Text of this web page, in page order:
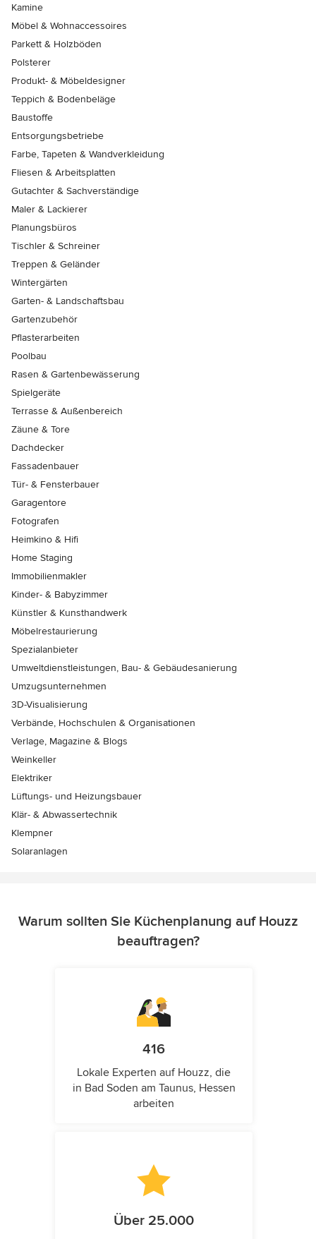
Kamine
Möbel & Wohnaccessoires
Parkett & Holzböden
Polsterer
Produkt- & Möbeldesigner
Teppich & Bodenbeläge
Baustoffe
Entsorgungsbetriebe
Farbe, Tapeten & Wandverkleidung
Fliesen & Arbeitsplatten
Gutachter & Sachverständige
Maler & Lackierer
Planungsbüros
Tischler & Schreiner
Treppen & Geländer
Wintergärten
Garten- & Landschaftsbau
Gartenzubehör
Pflasterarbeiten
Poolbau
Rasen & Gartenbewässerung
Spielgeräte
Terrasse & Außenbereich
Zäune & Tore
Dachdecker
Fassadenbauer
Tür- & Fensterbauer
Garagentore
Fotografen
Heimkino & Hifi
Home Staging
Immobilienmakler
Kinder- & Babyzimmer
Künstler & Kunsthandwerk
Möbelrestaurierung
Spezialanbieter
Umweltdienstleistungen, Bau- & Gebäudesanierung
Umzugsunternehmen
3D-Visualisierung
Verbände, Hochschulen & Organisationen
Verlage, Magazine & Blogs
Weinkeller
Elektriker
Lüftungs- und Heizungsbauer
Klär- & Abwassertechnik
Klempner
Solaranlagen
Warum sollten Sie Küchenplanung auf Houzz
beauftragen?
416
Lokale Experten auf Houzz, die
in Bad Soden am Taunus, Hessen
arbeiten
Über 25.000